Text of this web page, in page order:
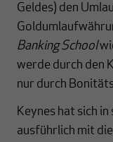
Geldes) den
Banking School
werde durch den
nur durch
Keynes hat sich
ausführlich mit